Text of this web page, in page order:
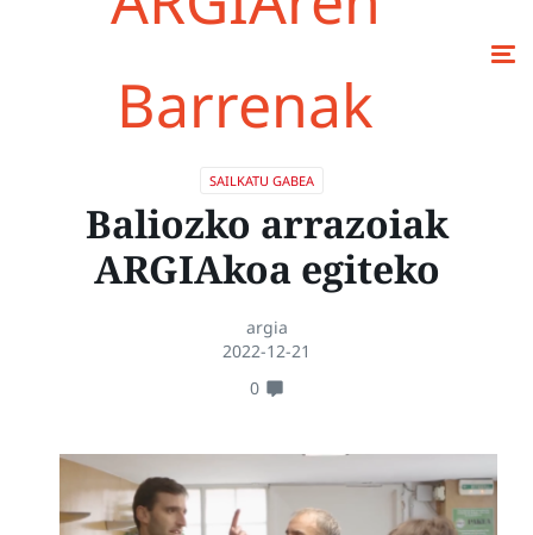
Barrenak
SAILKATU GABEA
Baliozko arrazoiak
ARGIAkoa egiteko
argia
2022-12-21
0